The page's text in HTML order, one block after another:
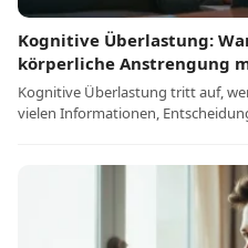
Kognitive Überlastung:
körperliche Anstrengung
Kognitive Überlastung tritt auf,
vielen Informationen,